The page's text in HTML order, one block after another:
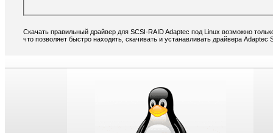
Скачать правильный драйвер для SCSI-RAID Adaptec под Linux возможно
что позволяет быстро находить, скачивать и устанавливать драйвера